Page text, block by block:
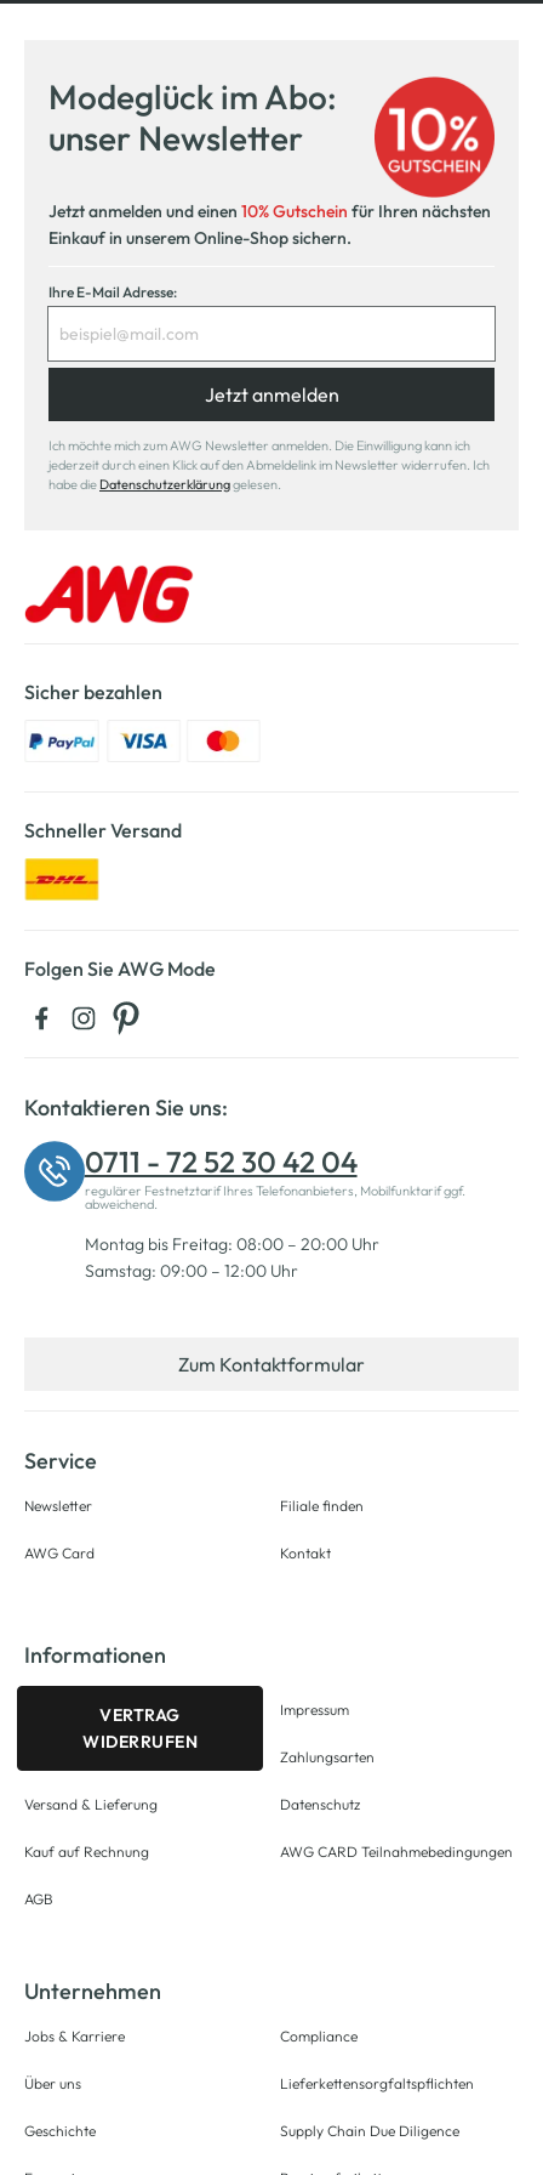
Modeglück im Abo:
unser Newsletter
Jetzt anmelden und einen 10% Gutschein für Ihren nächsten
Einkauf in unserem Online-Shop sichern.
Ihre E-Mail Adresse:
Jetzt anmelden
Ich möchte mich zum AWG Newsletter anmelden. Die Einwilligung kann ich
jederzeit durch einen Klick auf den Abmeldelink im Newsletter widerrufen. Ich
habe die Datenschutzerklärunggelesen.
Sicher bezahlen
Schneller Versand
Folgen Sie AWG Mode
Kontaktieren Sie uns:
0711 - 72 52 30 42 04
regulärer Festnetztarif Ihres Telefonanbieters, Mobilfunktarif ggf.
abweichend.
Montag bis Freitag: 08:00 – 20:00 Uhr
Samstag: 09:00 – 12:00 Uhr
Zum Kontaktformular
Service
Newsletter
AWG Card
Filiale finden
Kontakt
Informationen
VERTRAG
WIDERRUFEN
Versand & Lieferung
Kauf auf Rechnung
AGB
Impressum
Zahlungsarten
Datenschutz
AWG CARD Teilnahmebedingungen
Unternehmen
Jobs & Karriere
Über uns
Geschichte
Compliance
Lieferkettensorgfaltspflichten
Supply Chain Due Diligence